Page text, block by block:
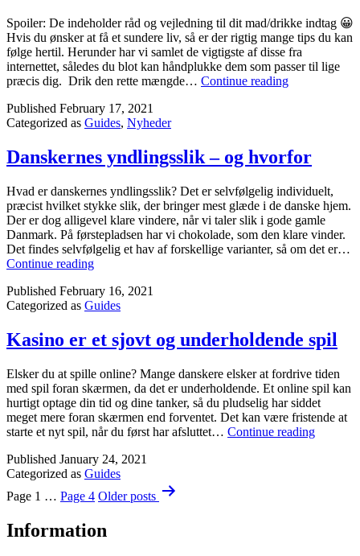
Spoiler: De indeholder råd og vejledning til dit mad/drikke indtag 😀
Hvis du ønsker at få et sundere liv, så er der rigtig mange tips du kan
følge hertil. Herunder har vi samlet de vigtigste af disse fra
internettet, således du blot kan håndplukke dem som passer til lige
præcis dig. Drik den rette mængde… Continue reading5
et
sundere
Published February 17, 2021
Categorized as Guides, Nyheder
Danskernes yndlingsslik – og hvorfor
Hvad er danskernes yndlingsslik? Det er selvfølgelig individuelt,
præcist hvilket stykke slik, der bringer mest glæde i de danske hjem.
Der er dog alligevel klare vindere, når vi taler slik i gode gamle
Danmark. På førstepladsen har vi chokolade, som den klare vinder.
Det findes selvfølgelig et hav af forskellige varianter, så om det er…
Continue readingDanskernes
–
og
Published February 16, 2021
Categorized as Guides
Kasino er et sjovt og underholdende spil
Elsker du at spille online? Mange danskere elsker at fordrive tiden
med spil foran skærmen, da det er underholdende. Et online spil kan
hurtigt optage din tid og dine tanker, så du pludselig har siddet
meget mere foran skærmen end forventet. Det kan være fristende at
starte et nyt spil, når du først har afsluttet… Continue readingKasino
Published January 24, 2021
Categorized as Guides
Posts
Page 1 … Page 4 Olderposts
Information